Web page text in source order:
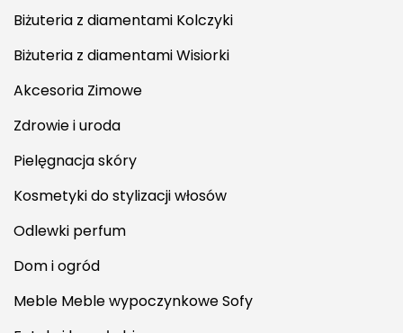
Biżuteria z diamentami Kolczyki
Biżuteria z diamentami Wisiorki
Akcesoria Zimowe
Zdrowie i uroda
Pielęgnacja skóry
Kosmetyki do stylizacji włosów
Odlewki perfum
Dom i ogród
Meble Meble wypoczynkowe Sofy